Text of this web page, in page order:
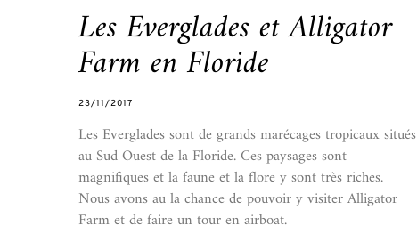
Les Everglades et Alligator
Farm en Floride
23/11/2017
Les Everglades sont de grands marécages tropicaux situés
au Sud Ouest de la Floride. Ces paysages sont
magnifiques et la faune et la flore y sont très riches.
Nous avons au la chance de pouvoir y visiter Alligator
Farm et de faire un tour en airboat.